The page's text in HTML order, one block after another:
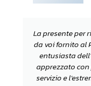
La presente per
da voi fornito al
entusiasta
apprezzato
servizio e